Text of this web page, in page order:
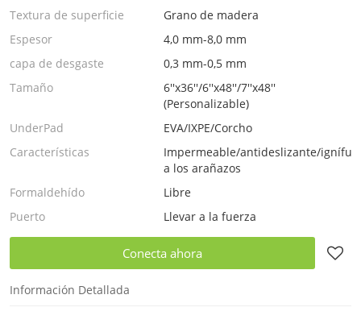
Textura de superficie
Grano de madera
Espesor
4,0 mm-8,0 mm
capa de desgaste
0,3 mm-0,5 mm
Tamaño
6''x36''/6''x48''/7''x48''
(Personalizable)
UnderPad
EVA/IXPE/Corcho
Características
Impermeable/antideslizante/
a los arañazos
Formaldehído
Libre
Puerto
Llevar a la fuerza
Conecta ahora
Información Detallada